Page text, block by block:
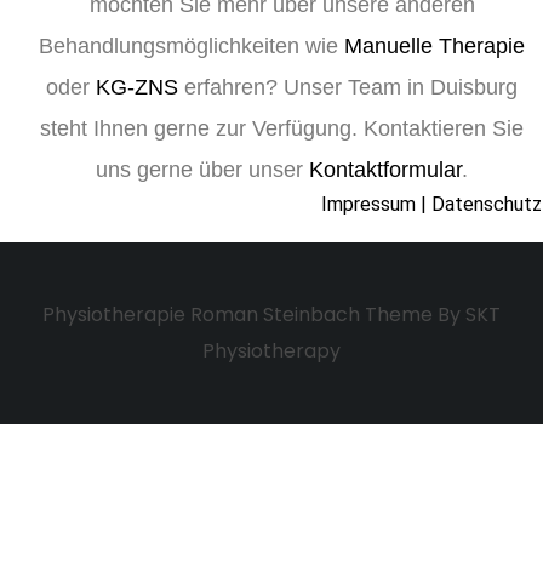
Behandlungsmöglichkeiten wie Manuelle Therapie
oder KG-ZNS erfahren? Unser Team in Duisburg
steht Ihnen gerne zur Verfügung. Kontaktieren Sie
uns gerne über unser Kontaktformular.
Impressum | Datenschutz
Physiotherapie Roman Steinbach Theme By SKT
Physiotherapy